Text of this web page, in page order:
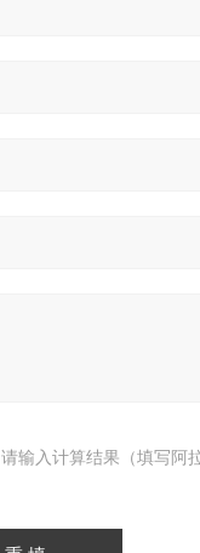
请输入计算结果（填写阿